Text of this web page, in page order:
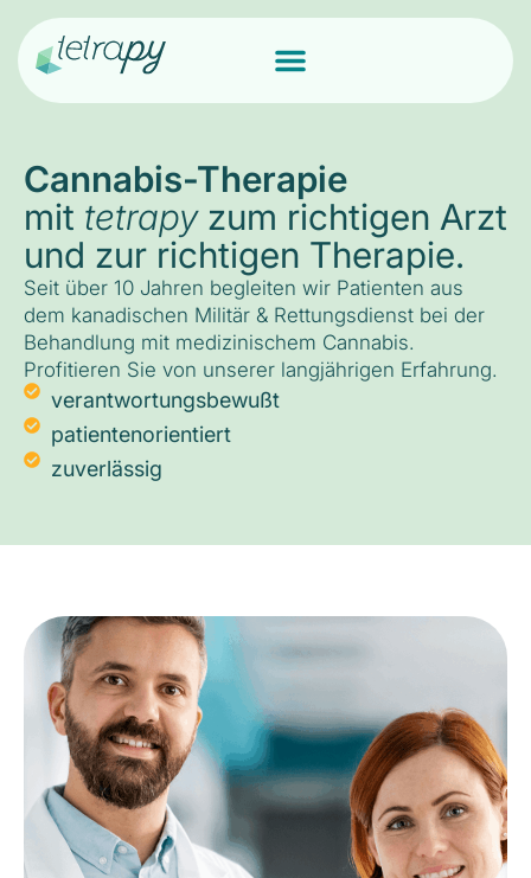
Cannabis-Therapie
mit tetrapyzum richtigen Arzt
und zur richtigen Therapie.
Seit über 10 Jahren begleiten wir Patienten aus
dem kanadischen Militär & Rettungsdienst bei der
Behandlung mit medizinischem Cannabis.
Profitieren Sie von unserer langjährigen Erfahrung.
verantwortungsbewußt
patientenorientiert
zuverlässig